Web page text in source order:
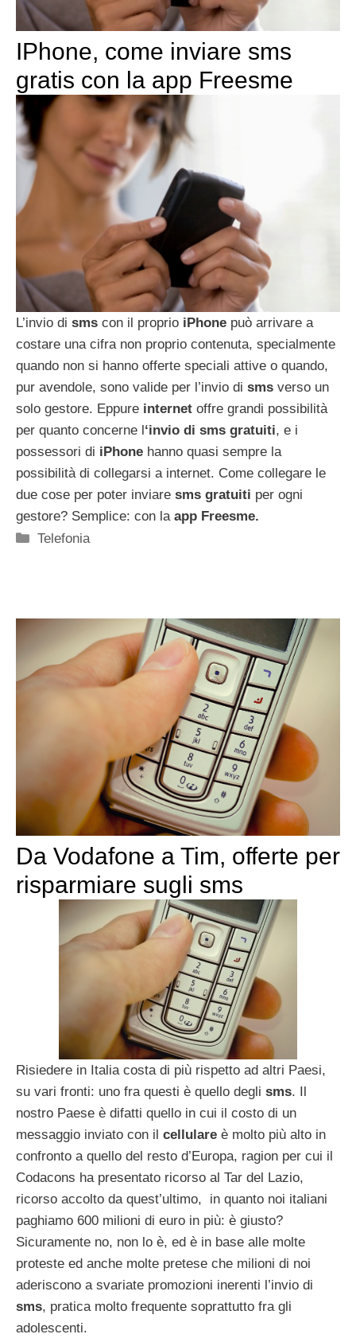
IPhone, come inviare sms
gratis con la app Freesme
L’invio di sms con il proprio iPhone può arrivare a
costare una cifra non proprio contenuta, specialmente
quando non si hanno offerte speciali attive o quando,
pur avendole, sono valide per l’invio di sms verso un
solo gestore. Eppure internet offre grandi possibilità
per quanto concerne l‘invio di sms gratuiti, e i
possessori di iPhone hanno quasi sempre la
possibilità di collegarsi a internet. Come collegare le
due cose per poter inviare sms gratuiti per ogni
gestore? Semplice: con la app Freesme.
Categorie
Telefonia
Da Vodafone a Tim, offerte per
risparmiare sugli sms
Risiedere in Italia costa di più rispetto ad altri Paesi,
su vari fronti: uno fra questi è quello degli sms. Il
nostro Paese è difatti quello in cui il costo di un
messaggio inviato con il cellulare è molto più alto in
confronto a quello del resto d’Europa, ragion per cui il
Codacons ha presentato ricorso al Tar del Lazio,
ricorso accolto da quest’ultimo, in quanto noi italiani
paghiamo 600 milioni di euro in più: è giusto?
Sicuramente no, non lo è, ed è in base alle molte
proteste ed anche molte pretese che milioni di noi
aderiscono a svariate promozioni inerenti l’invio di
sms, pratica molto frequente soprattutto fra gli
adolescenti.